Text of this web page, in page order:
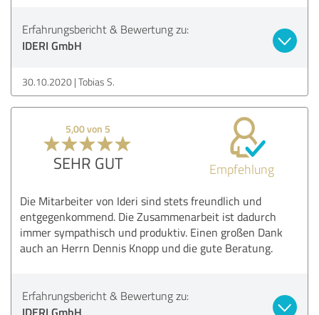
Erfahrungsbericht & Bewertung zu:
IDERI GmbH
30.10.2020 Tobias S.
5,00 von 5
SEHR GUT Empfehlung
Die Mitarbeiter von Ideri sind stets freundlich und
entgegenkommend. Die Zusammenarbeit ist dadurch
immer sympathisch und produktiv. Einen großen Dank
auch an Herrn Dennis Knopp und die gute Beratung.
Erfahrungsbericht & Bewertung zu:
IDERI GmbH